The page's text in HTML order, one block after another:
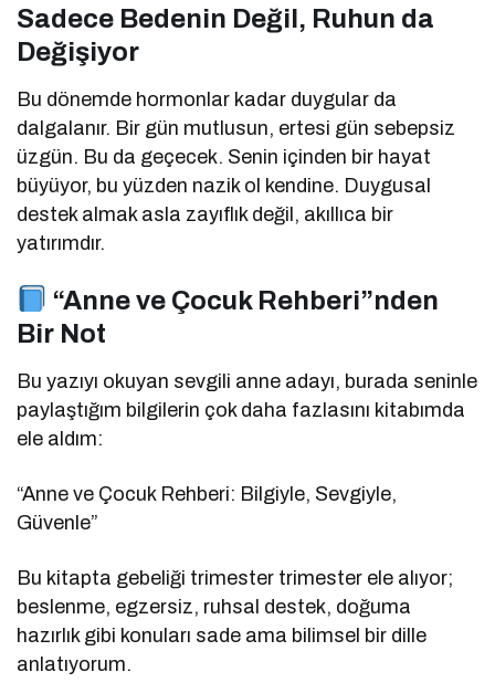
Sadece Bedenin Değil, Ruhun da
Değişiyor
Bu dönemde hormonlar kadar duygular da
dalgalanır. Bir gün mutlusun, ertesi gün sebepsiz
üzgün. Bu da geçecek. Senin içinden bir hayat
büyüyor, bu yüzden nazik ol kendine. Duygusal
destek almak asla zayıflık değil, akıllıca bir
yatırımdır.
“Anne ve Çocuk Rehberi”nden
Bir Not
Bu yazıyı okuyan sevgili anne adayı, burada seninle
paylaştığım bilgilerin çok daha fazlasını kitabımda
ele aldım:
“Anne ve Çocuk Rehberi: Bilgiyle, Sevgiyle,
Güvenle”
Bu kitapta gebeliği trimester trimester ele alıyor;
beslenme, egzersiz, ruhsal destek, doğuma
hazırlık gibi konuları sade ama bilimsel bir dille
anlatıyorum.